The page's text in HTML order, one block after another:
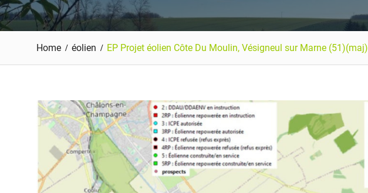
Home éolien EP Projet éolien Côte Du Moulin, Vésigneul sur Marne (51)(maj)